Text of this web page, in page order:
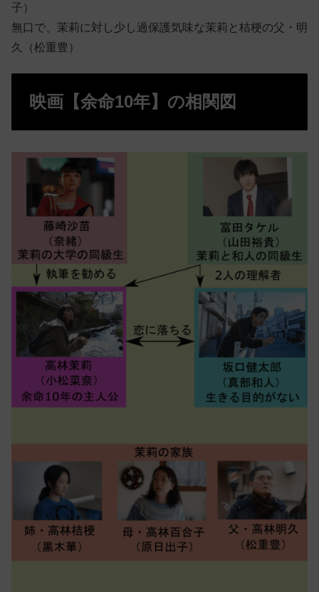
子）
無口で、茉莉に対し少し過保護気味な茉莉と桔梗の父・明
久（松重豊）
映画【余命10年】の相関図